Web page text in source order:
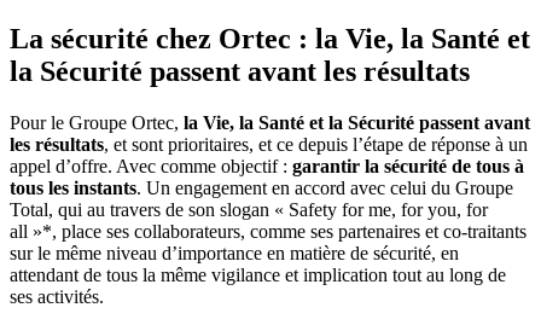
La sécurité chez Ortec : la Vie, la Santé et
la Sécurité passent avant les résultats
Pour le Groupe Ortec, la Vie, la Santé et la Sécurité passent avant
les résultats, et sont prioritaires, et ce depuis l’étape de réponse à un
appel d’offre. Avec comme objectif : garantir la sécurité de tous à
tous les instants. Un engagement en accord avec celui du Groupe
Total, qui au travers de son slogan « Safety for me, for you, for
all »*, place ses collaborateurs, comme ses partenaires et co-traitants
sur le même niveau d’importance en matière de sécurité, en
attendant de tous la même vigilance et implication tout au long de
ses activités.